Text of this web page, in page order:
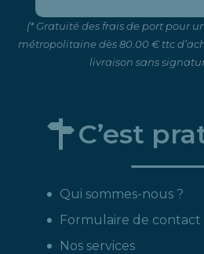
(* Gratuité des frais de port pour
métropolitaine dès 80.00 € ttc
livraison sans
C’est
Qui sommes-nous ?
Formulaire de contact
Nos services